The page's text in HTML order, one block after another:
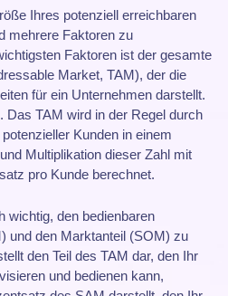
Ihres potenziell erreichbaren
mehrere Faktoren zu
Faktoren ist der gesamte
Market, TAM), der die
für ein Unternehmen darstellt.
Das TAM wird in der Regel durch
Kunden in einem
Multiplikation dieser Zahl mit
pro Kunde berechnet.
wichtig, den bedienbaren
und den Marktanteil (SOM) zu
den Teil des TAM dar, den Ihr
und bedienen kann,